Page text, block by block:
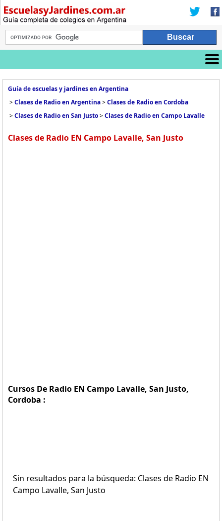
Guía de escuelas y jardines en Argentina
>Clases de Radio en Argentina>Clases de Radio en Cordoba
>Clases de Radio en San Justo>Clases de Radio en Campo Lavalle
Clases de Radio EN Campo Lavalle, San Justo
Cursos De Radio EN Campo Lavalle, San Justo,
Cordoba :
Sin resultados para la búsqueda: Clases de Radio EN
Campo Lavalle, San Justo